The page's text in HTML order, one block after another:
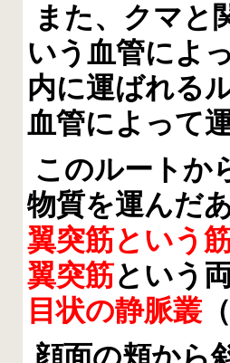
また、クマと
いう血管によ
内に運ばれる
血管によって
このルートか
物質を運んだ
翼突筋という
翼突筋という
目状の静脈叢